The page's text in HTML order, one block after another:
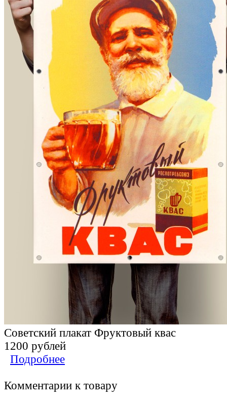
Советский плакат Фруктовый квас
1200 рублей
Подробнее
Комментарии к товару